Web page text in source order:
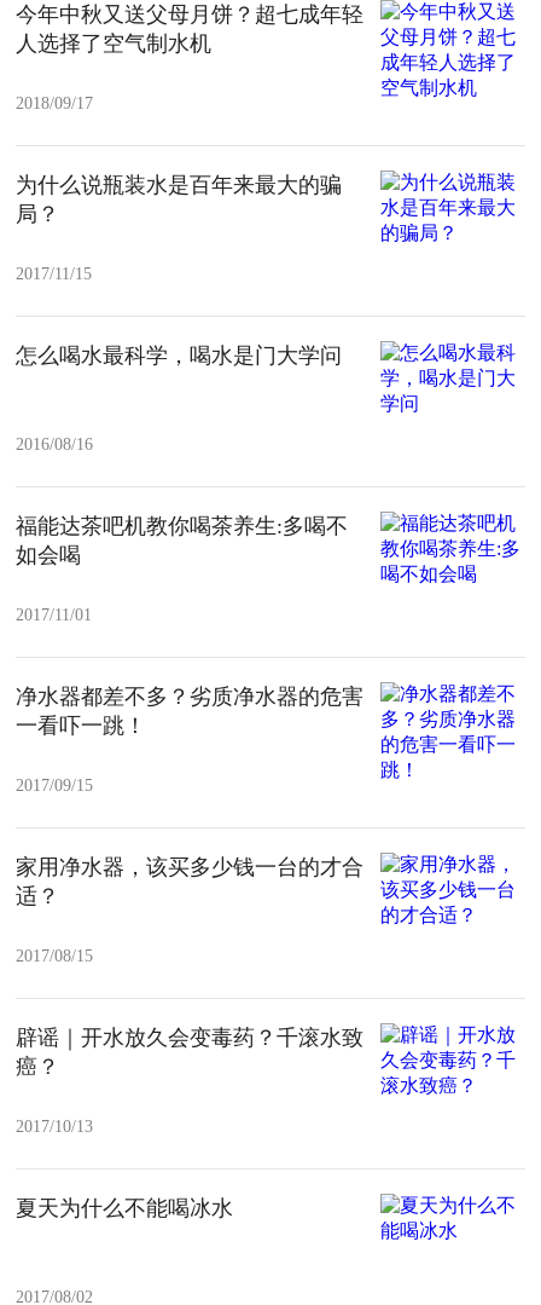
今年中秋又送父母月饼？超七成年轻
人选择了空气制水机
2018/09/17
为什么说瓶装水是百年来最大的骗
局？
2017/11/15
怎么喝水最科学，喝水是门大学问
2016/08/16
福能达茶吧机教你喝茶养生:多喝不
如会喝
2017/11/01
净水器都差不多？劣质净水器的危害
一看吓一跳！
2017/09/15
家用净水器，该买多少钱一台的才合
适？
2017/08/15
辟谣｜开水放久会变毒药？千滚水致
癌？
2017/10/13
夏天为什么不能喝冰水
2017/08/02